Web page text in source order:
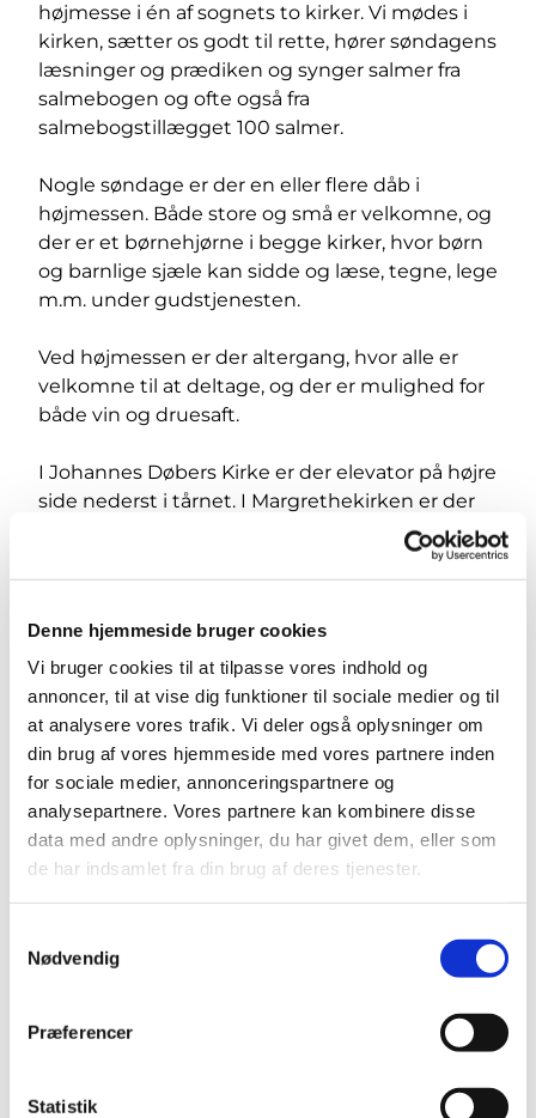
Denne hjemmeside bruger cookies
Vi bruger cookies til at tilpasse vores indhold og
annoncer, til at vise dig funktioner til sociale medier og til
at analysere vores trafik. Vi deler også oplysninger om
din brug af vores hjemmeside med vores partnere inden
for sociale medier, annonceringspartnere og
analysepartnere. Vores partnere kan kombinere disse
data med andre oplysninger, du har givet dem, eller som
de har indsamlet fra din brug af deres tjenester.
Nødvendig
Præferencer
Statistik
højmesse i én af sognets to kirker. Vi mødes i
kirken, sætter os godt til rette, hører søndagens
læsninger og prædiken og synger salmer fra
salmebogen og ofte også fra
salmebogstillægget 100 salmer.
Nogle søndage er der en eller flere dåb i
højmessen. Både store og små er velkomne, og
der er et børnehjørne i begge kirker, hvor børn
og barnlige sjæle kan sidde og læse, tegne, lege
m.m. under gudstjenesten.
Ved højmessen er der altergang, hvor alle er
velkomne til at deltage, og der er mulighed for
både vin og druesaft.
I Johannes Døbers Kirke er der elevator på højre
side nederst i tårnet. I Margrethekirken er der
umiddelbar adgang til kirkerummet. Der er
hyggeligt samvær i kirken.
Alle er hjerteligt velkomne, og vi glæder os til at
se dig.